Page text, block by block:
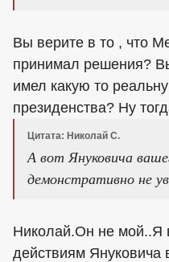
Вы верите в то , что
принимал решения?
имел какую то
президенства? Ну
Цитата: Николай С.
А вот Януковича
демонстративно не
Николай.Он не мой..Я
действиям Януковича